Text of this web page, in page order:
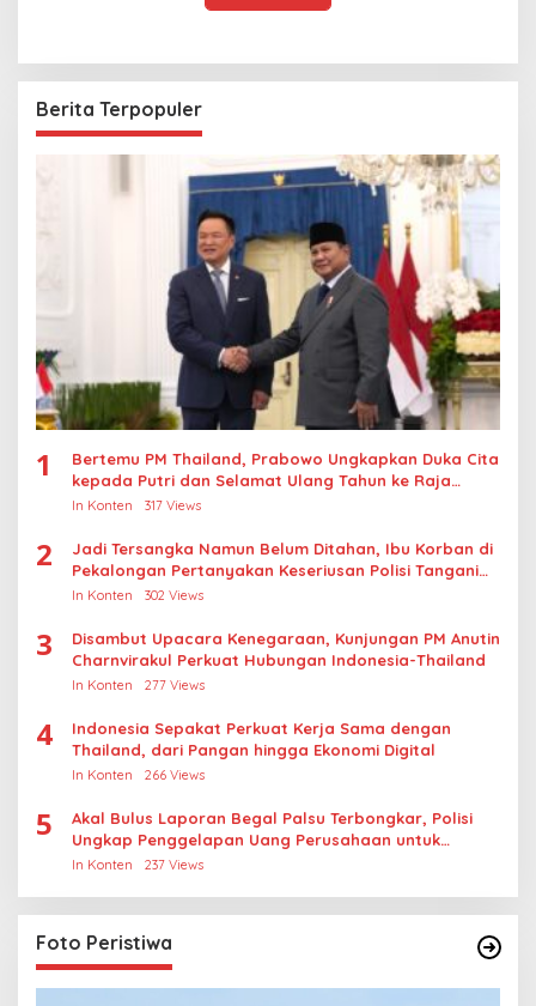
Berita Terpopuler
1
Bertemu PM Thailand, Prabowo Ungkapkan Duka Cita
kepada Putri dan Selamat Ulang Tahun ke Raja
Thailand
In Konten 317 Views
2
Jadi Tersangka Namun Belum Ditahan, Ibu Korban di
Pekalongan Pertanyakan Keseriusan Polisi Tangani
Kasus Rudapksa Sampai Anaknya Hamil
In Konten 302 Views
3
Disambut Upacara Kenegaraan, Kunjungan PM Anutin
Charnvirakul Perkuat Hubungan Indonesia-Thailand
In Konten 277 Views
4
Indonesia Sepakat Perkuat Kerja Sama dengan
Thailand, dari Pangan hingga Ekonomi Digital
In Konten 266 Views
5
Akal Bulus Laporan Begal Palsu Terbongkar, Polisi
Ungkap Penggelapan Uang Perusahaan untuk
Crypto
In Konten 237 Views
Foto Peristiwa